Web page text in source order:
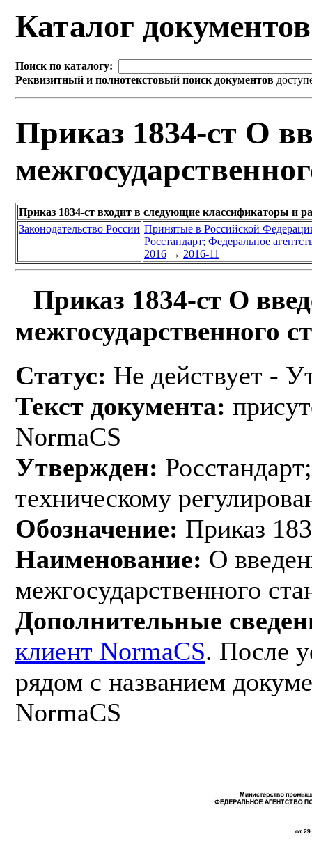
Каталог
Поиск по каталогу:
Реквизитный и полнотекстовый поиск документов
Приказ 1834-ст О
Приказ 1834-ст входит в следующие классификаторы и
Законодательство России Принятые в Российской
Росстандарт; Федеральное
2016 → 2016-11
Приказ 1834-ст О
межгосударственного
Статус: Не действует -
Текст документа:
NormaCS
Утвержден:
техническому
Обозначение: Приказ
Наименование: О
межгосударственного
Дополнительные
клиент NormaCS. После
рядом с названием
NormaCS